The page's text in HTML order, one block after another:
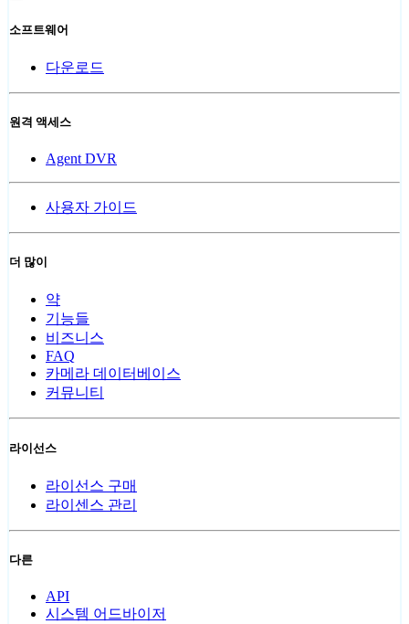
소프트웨어
다운로드
원격 액세스
Agent DVR
사용자 가이드
더 많이
약
기능들
비즈니스
FAQ
카메라 데이터베이스
커뮤니티
라이선스
라이선스 구매
라이센스 관리
다른
API
시스템 어드바이저